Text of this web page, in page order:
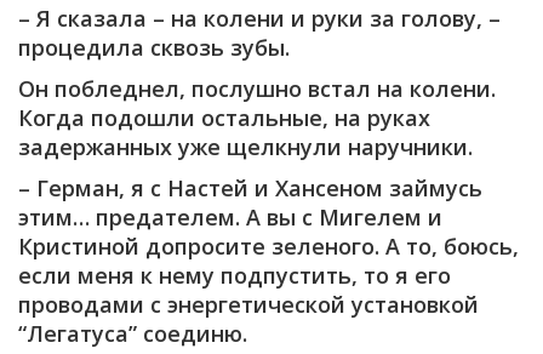
– Я сказала – на колени и руки за голову, –
процедила сквозь зубы.
Он побледнел, послушно встал на колени.
Когда подошли остальные, на руках
задержанных уже щелкнули наручники.
– Герман, я с Настей и Хансеном займусь
этим… предателем. А вы с Мигелем и
Кристиной допросите зеленого. А то, боюсь,
если меня к нему подпустить, то я его
проводами с энергетической установкой
“Легатуса” соединю.